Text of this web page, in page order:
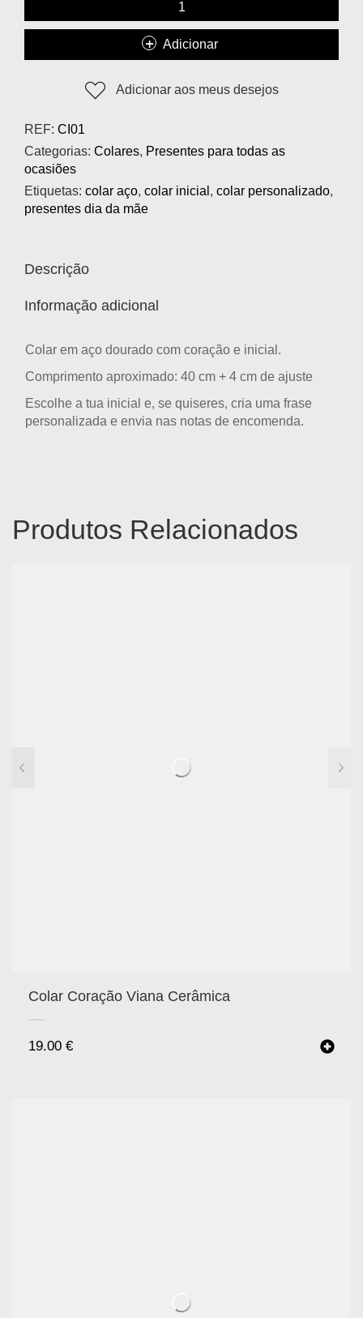
Adicionar
Adicionar aos meus desejos
REF: CI01
Categorias: Colares, Presentes para todas as
ocasiões
Etiquetas: colar aço, colar inicial , colar personalizado,
presentes dia da mãe
Descrição
Informação adicional
Colar em aço dourado com coração e inicial.
Comprimento aproximado: 40 cm + 4 cm de ajuste
Escolhe a tua inicial e, se quiseres, cria uma frase
personalizada e envia nas notas de encomenda.
Produtos Relacionados
Colar Coração Viana Cerâmica
19.00 €